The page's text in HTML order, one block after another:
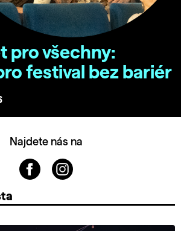
pro všechny:
festival bez bariér
Najdete nás na